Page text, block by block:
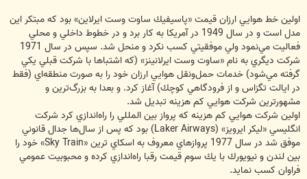
اولين خط هوايي ارزان قيمت «پاسيفيك ساوت وست ايرلاين» بود كه مبتكر اين
مدل است و در سال 1949 در آمريكا به كار برد و در خطوط داخلي و محلي
فعاليت مي‌نمود ولي موفقيتي كسب نكرد و منحل شد. سپس در سال 1971
شركت ديگري به نام «ساوت وست ايرلانينز» (كه اشتباها با شركت قبلي يكي
گرفته مي‌شود) خدمات حمل‌ونقل هوايي ارزان خود را به صورت منطقه‌اي (فقط
در ايالت تگزاس و از فرودگاهي كوچك) آغاز كرد. و بعدا به بزرگ‌ترين و
مشهورترين شركت هوايي كم هزينه تبديل شد.
اولين شركت هوايي كم هزينه كه پرواز بين ‌المللي را راه‌اندازي كرد شركت
انگليسي «ليكر ايرويز» (Laker Airways) بود كه پس از سال‌ها جدال قانوني
موفق شد در سال 1977 پروازهاي معروف به اسكاي ‌ترين «Sky Train» خود را
بين لندن و نيويورك با يك سوم قيمت رقبا راه‌اندازي كرده و محبوبيت عمومي
فراوان كسب نمايد.